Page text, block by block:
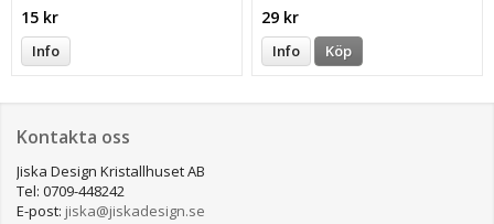
15 kr
Info
29 kr
Info Köp
Kontakta oss
Jiska Design Kristallhuset AB
Tel: 0709-448242
E-post: jiska@jiskadesign.se